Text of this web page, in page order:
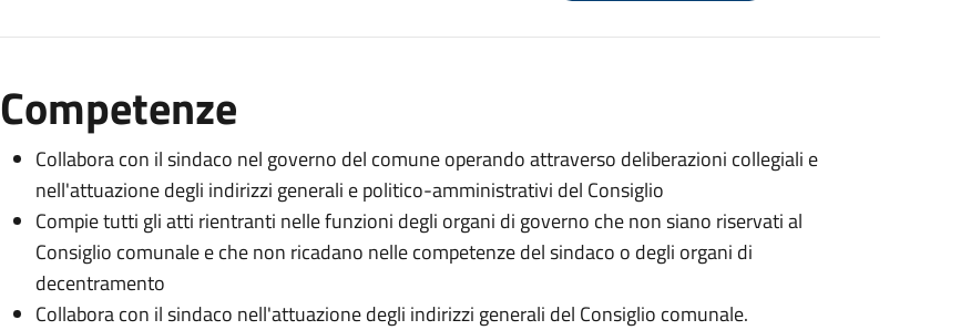
Competenze
Collabora con il sindaco nel governo del comune operando attraverso deliberazioni collegiali e
nell'attuazione degli indirizzi generali e politico-amministrativi del Consiglio
Compie tutti gli atti rientranti nelle funzioni degli organi di governo che non siano riservati al
Consiglio comunale e che non ricadano nelle competenze del sindaco o degli organi di
decentramento
Collabora con il sindaco nell'attuazione degli indirizzi generali del Consiglio comunale.